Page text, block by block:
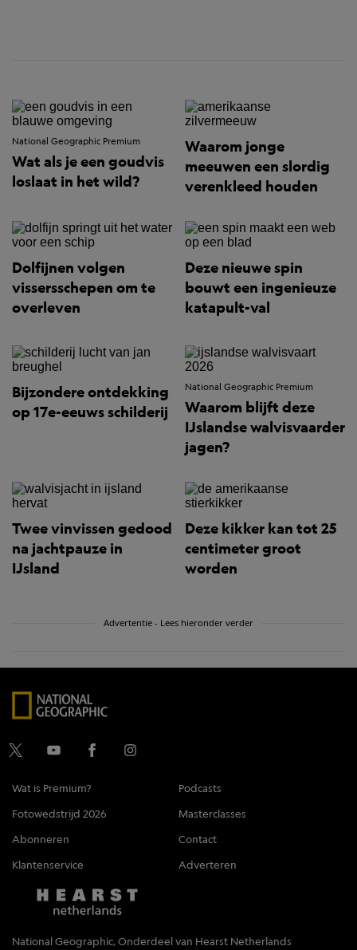
National Geographic Premium
Wat als je een goudvis
loslaat in het wild?
Waarom jonge
meeuwen een slordig
verenkleed houden
Dolfijnen volgen
vissersschepen om te
overleven
Deze nieuwe spin
bouwt een ingenieuze
katapult-val
Bijzondere ontdekking
op 17e-eeuws schilderij
National Geographic Premium
Waarom blijft deze
IJslandse walvisvaarder
jagen?
Twee vinvissen gedood
na jachtpauze in
IJsland
Deze kikker kan tot 25
centimeter groot
worden
Advertentie - Lees hieronder verder
Wat is Premium?
Podcasts
Fotowedstrijd 2026
Masterclasses
Abonneren
Contact
Klantenservice
Adverteren
National Geographic, Onderdeel van Hearst Netherlands